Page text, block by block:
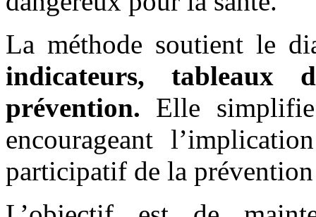
La méthode soutient le
indicateurs, tableaux
prévention. Elle
encourageant
participatif de la prévention